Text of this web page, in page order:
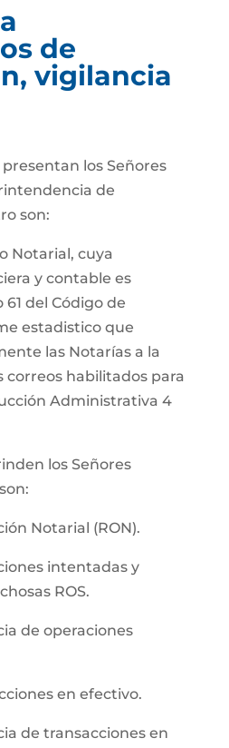
de
vigilancia
los Señores
de
son:
Notarial, cuya
y contable es
del Código de
estadistico que
las Notarías a la
correos habilitados para
Administrativa 4
los Señores
Notarial (RON).
intentadas y
ROS.
de operaciones
en efectivo.
de transacciones en